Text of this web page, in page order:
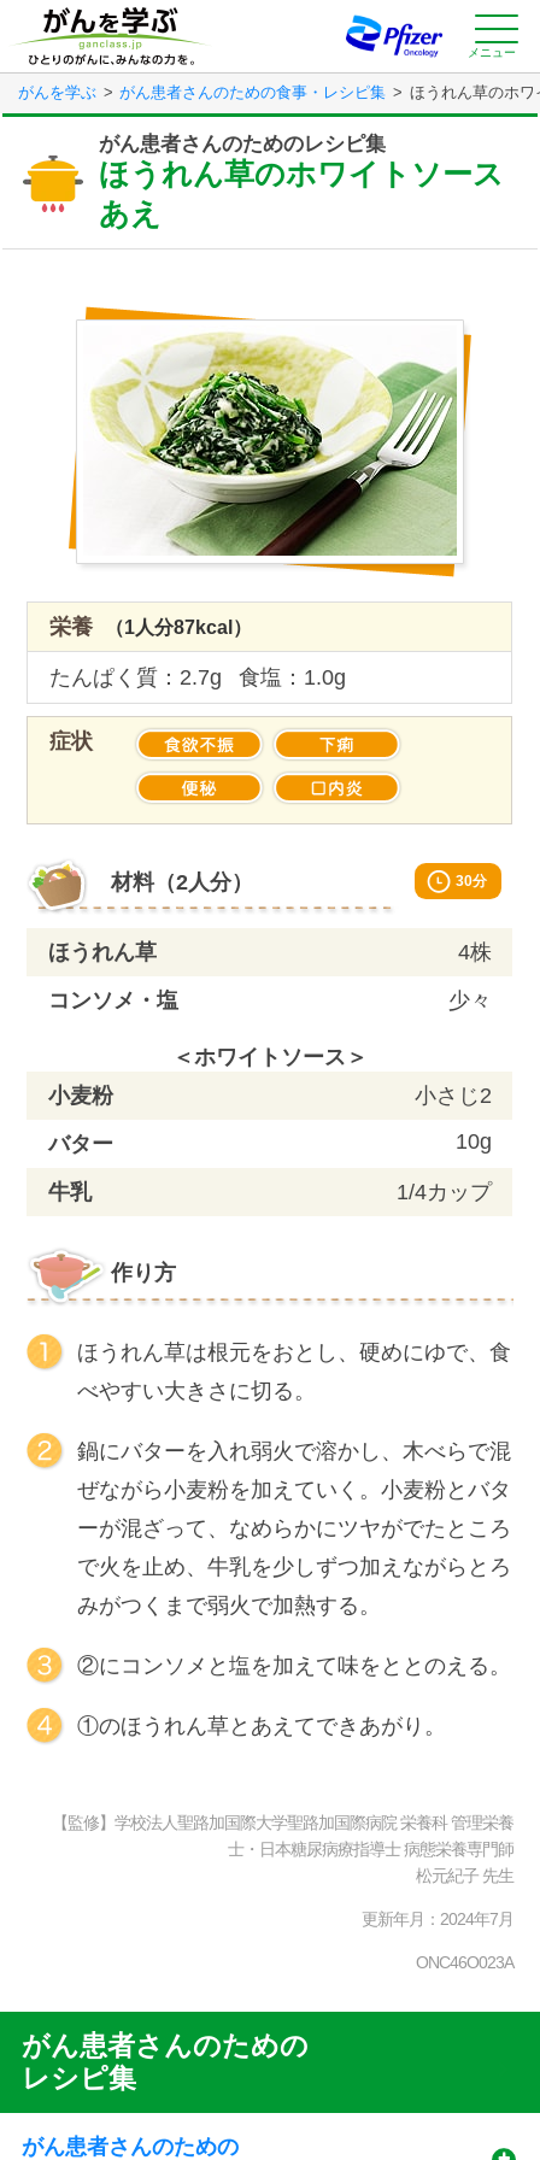
main
content
メニュー
がんを学ぶ がん患者さんのための食事・レシピ集 ほうれん草のホ
がん患者さんのためのレシピ集
ほうれん草のホワイトソース
あえ
栄養 （1人分87kcal）
たんぱく質：2.7g 食塩：1.0g
症状
Material
材料（2人分）
30分
ほうれん草
4株
コンソメ・塩
少々
＜ホワイトソース＞
小麦粉
小さじ2
バター
10g
牛乳 1/4カップ
作り方
ほうれん草は根元をおとし、硬めにゆで、食
べやすい大きさに切る。
鍋にバターを入れ弱火で溶かし、木べらで混
ぜながら小麦粉を加えていく。小麦粉とバタ
ーが混ざって、なめらかにツヤがでたところ
で火を止め、牛乳を少しずつ加えながらとろ
みがつくまで弱火で加熱する。
②にコンソメと塩を加えて味をととのえる。
①のほうれん草とあえてできあがり。
【監修】学校法人聖路加国際大学聖路加国際病院 栄養科 管理栄養
士・日本糖尿病療指導士 病態栄養専門師
松元紀子 先生
更新年月：2024年7月
ONC46O023A
Recipe
Sub
がん患者さんのための
レシピ集
がん患者さんのための